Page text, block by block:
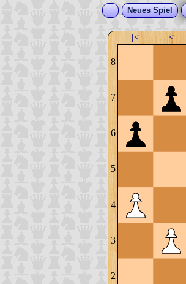
Neues Spiel
|< <
8
7
6
5
4
3
2